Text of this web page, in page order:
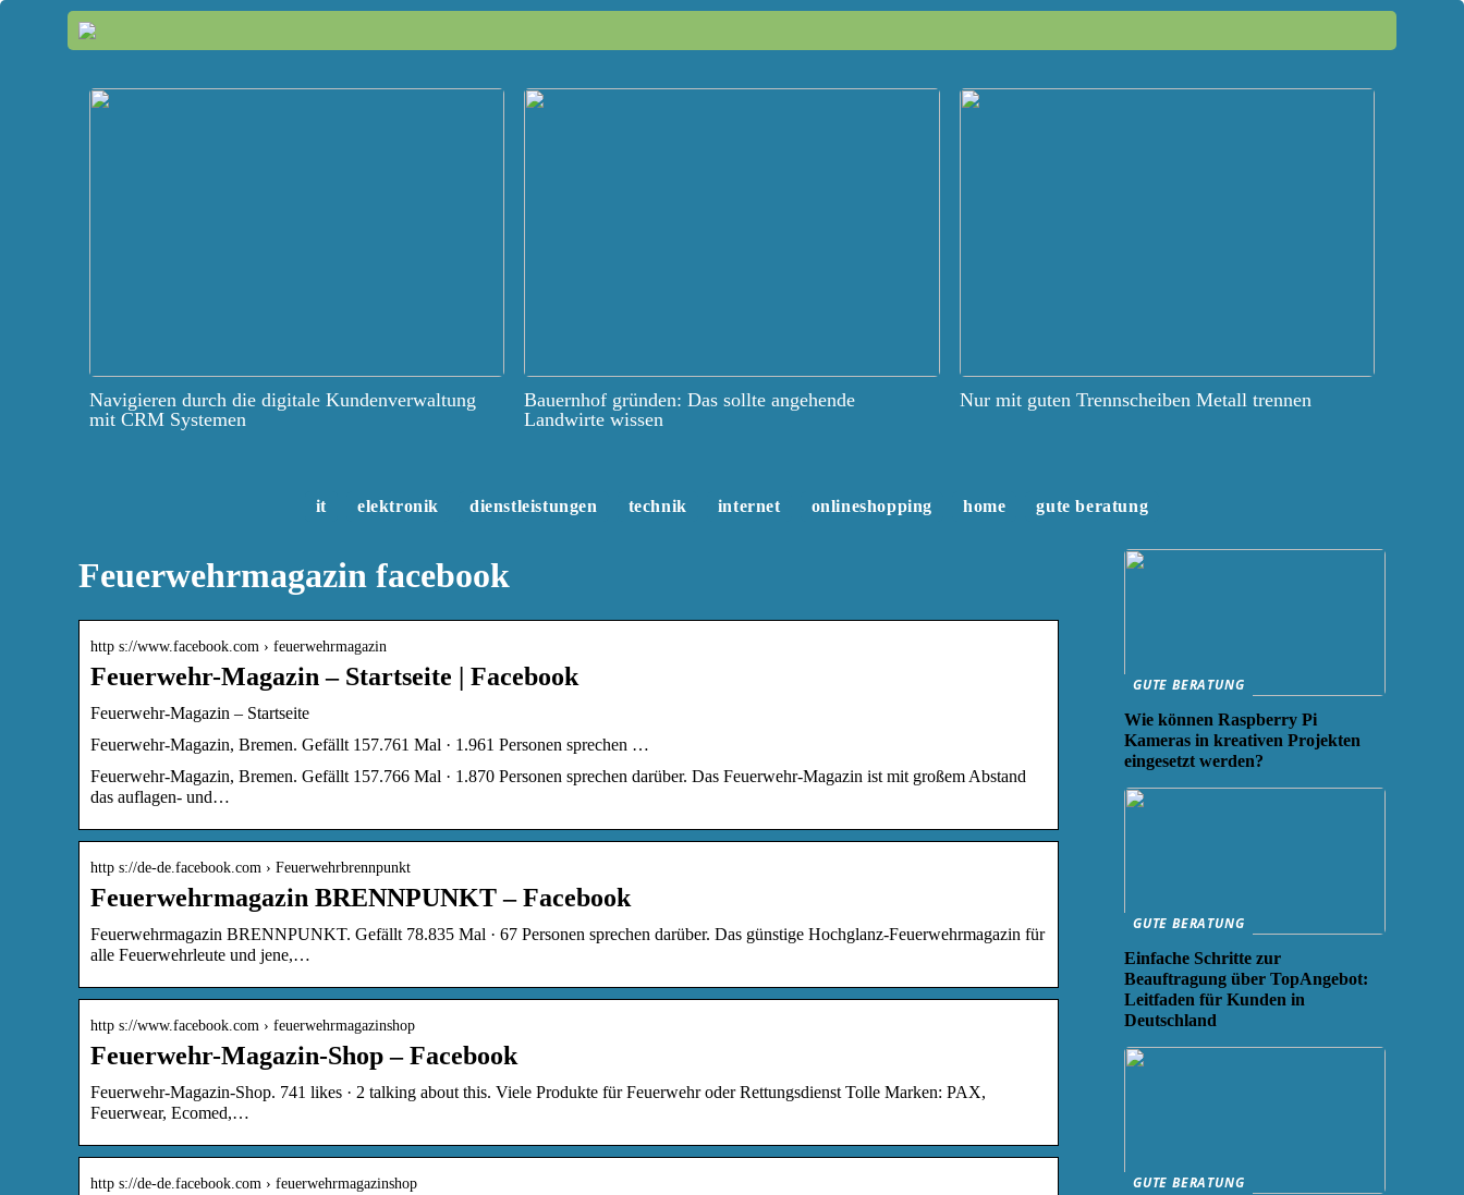
Navigieren durch die digitale Kundenverwaltung
mit CRM Systemen
Bauernhof gründen: Das sollte angehende
Landwirte wissen
Nur mit guten Trennscheiben Metall trennen
it elektronik dienstleistungen technik internet onlineshopping home gute beratung
Feuerwehrmagazin facebook
http s://www.facebook.com › feuerwehrmagazin
Feuerwehr-Magazin – Startseite | Facebook
Feuerwehr-Magazin – Startseite
Feuerwehr-Magazin, Bremen. Gefällt 157.761 Mal · 1.961 Personen sprechen …
Feuerwehr-Magazin, Bremen. Gefällt 157.766 Mal · 1.870 Personen sprechen darüber. Das Feuerwehr-Magazin ist mit großem Abstand
das auflagen- und…
http s://de-de.facebook.com › Feuerwehrbrennpunkt
Feuerwehrmagazin BRENNPUNKT – Facebook
Feuerwehrmagazin BRENNPUNKT. Gefällt 78.835 Mal · 67 Personen sprechen darüber. Das günstige Hochglanz-Feuerwehrmagazin für
alle Feuerwehrleute und jene,…
http s://www.facebook.com › feuerwehrmagazinshop
Feuerwehr-Magazin-Shop – Facebook
Feuerwehr-Magazin-Shop. 741 likes · 2 talking about this. Viele Produkte für Feuerwehr oder Rettungsdienst Tolle Marken: PAX,
Feuerwear, Ecomed,…
http s://de-de.facebook.com › feuerwehrmagazinshop
GUTE BERATUNG
Wie können Raspberry Pi
Kameras in kreativen Projekten
eingesetzt werden?
GUTE BERATUNG
Einfache Schritte zur
Beauftragung über TopAngebot:
Leitfaden für Kunden in
Deutschland
GUTE BERATUNG